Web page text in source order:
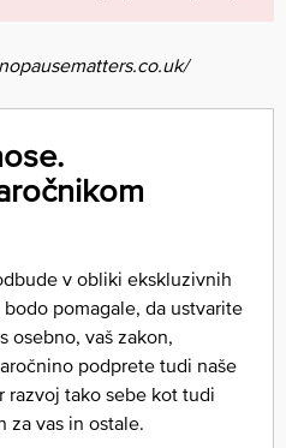
v obliki ekskluzivnih
pomagale, da ustvarite
osebno, vaš zakon,
podprete tudi naše
razvoj tako sebe kot tudi
za vas in ostale.